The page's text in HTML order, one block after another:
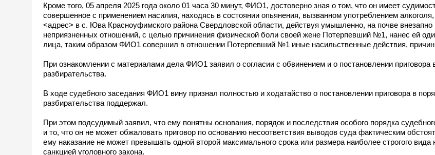
Кроме того, 05 апреля 2025 года около 01 часа 30 минут, ФИО1, достоверно зная о том, что он имеет
совершенное с применением насилия, находясь в состоянии опьянения, вызванном употреблением
<адрес> в с. Юва Красноуфимского района Свердловской области, действуя умышленно, на почве
неприязненных отношений, с целью причинения физической боли своей жене Потерпевший №1, нанес ей
лица, таким образом ФИО1 совершил в отношении Потерпевший №1 иные насильственные действия,
При ознакомлении с материалами дела ФИО1 заявил о согласии с обвинением и о постановлении приговора
разбирательства.
В ходе судебного заседания ФИО1 вину признал полностью и ходатайство о постановлении приговора в
разбирательства поддержал.
При этом подсудимый заявил, что ему понятны основания, порядок и последствия особого порядка
и то, что он не может обжаловать приговор по основанию несоответствия выводов суда фактическим
ему наказание не может превышать одной второй максимального срока или размера наиболее строгого вида
санкцией уголовного закона.